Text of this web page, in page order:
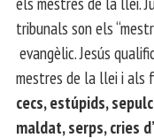
tribunals son els
evangèlic. Jesús
mestres de la llei i als
cecs, estúpids,
maldat, serps, cries